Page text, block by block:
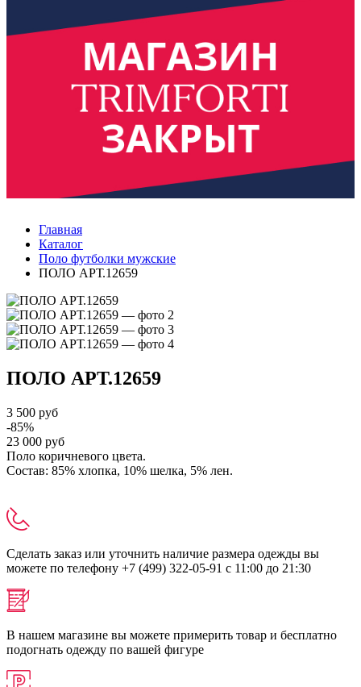
Главная
Каталог
Поло футболки мужские
ПОЛО АРТ.12659
ПОЛО АРТ.12659
3 500 руб
-85%
23 000 руб
Поло коричневого цвета.
Состав: 85% хлопка, 10% шелка, 5% лен.
Сделать заказ или уточнить наличие размера одежды вы
можете по телефону +7 (499) 322-05-91 с 11:00 до 21:30
В нашем магазине вы можете примерить товар и бесплатно
подогнать одежду по вашей фигуре